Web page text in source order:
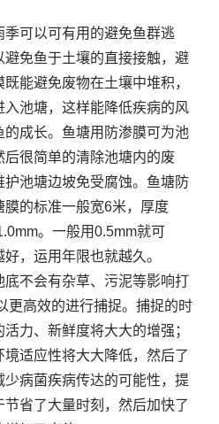
可以可有用的避免鱼群逃
免鱼于土壤的直接接触，避
能避免废物在土壤中堆积，
池塘，这样能降低疾病的风
的成长。鱼塘用防渗膜可为池
很简单的清除池塘内的废
池塘边坡免受腐蚀。鱼塘防
的标准一般宽6米，厚度
。一般用0.5mm就可
，运用年限也就越久。
不会有杂草、污泥等影响打
更高效的进行捕捉。捕捉的时
力、新鲜度将大大的增强；
适应性将大大降低，然后了
病菌疾病传达的可能性，提
省了大量时刻，然后加快了